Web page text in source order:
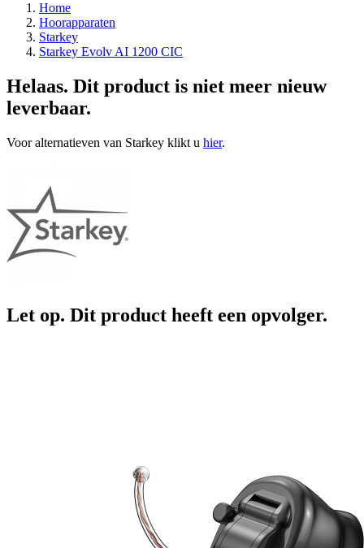
Home
Hoorapparaten
Starkey
Starkey Evolv AI 1200 CIC
Helaas. Dit product is niet meer nieuw
leverbaar.
Voor alternatieven van Starkey klikt u hier.
Let op. Dit product heeft een opvolger.